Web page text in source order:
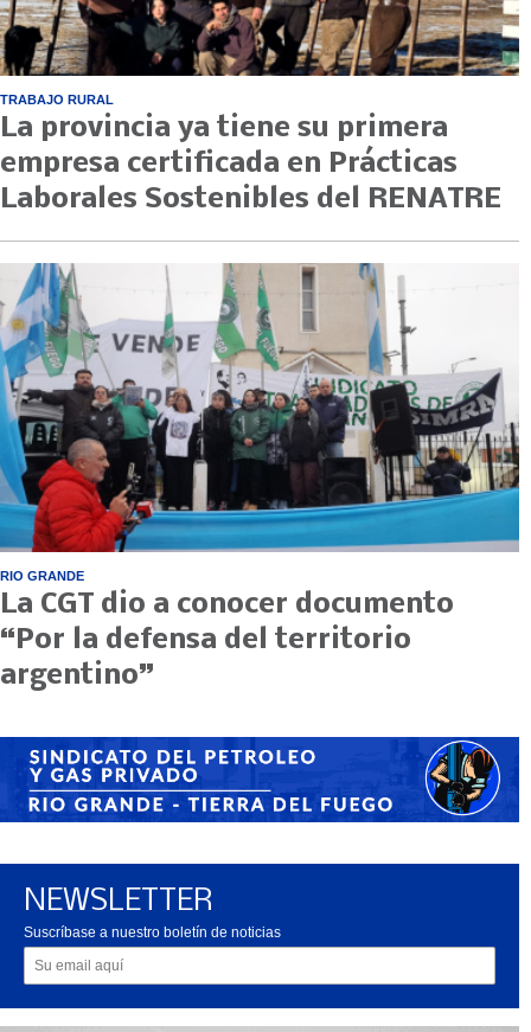
TRABAJO RURAL
La provincia ya tiene su primera
empresa certificada en Prácticas
Laborales Sostenibles del RENATRE
RIO GRANDE
La CGT dio a conocer documento
“Por la defensa del territorio
argentino”
NEWSLETTER
Suscríbase a nuestro boletín de noticias